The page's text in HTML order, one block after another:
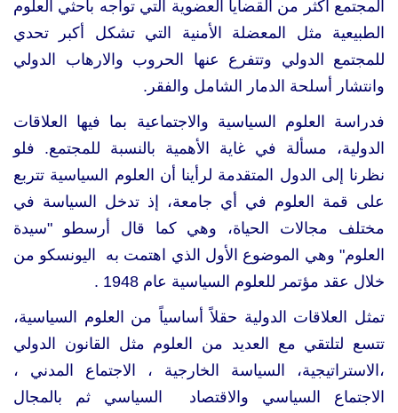
المجتمع أكثر من القضايا العضوية التي تواجه باحثي العلوم
الطبيعية مثل المعضلة الأمنية التي تشكل أكبر تحدي
للمجتمع الدولي وتتفرع عنها الحروب والارهاب الدولي
وانتشار أسلحة الدمار الشامل والفقر.
فدراسة العلوم السياسية والاجتماعية بما فيها العلاقات
الدولية، مسألة في غاية الأهمية بالنسبة للمجتمع. فلو
نظرنا إلى الدول المتقدمة لرأينا أن العلوم السياسية تتربع
على قمة العلوم في أي جامعة، إذ تدخل السياسة في
مختلف مجالات الحياة، وهي كما قال أرسطو "سيدة
العلوم" وهي الموضوع الأول الذي اهتمت به اليونسكو من
خلال عقد مؤتمر للعلوم السياسية عام 1948 .
تمثل العلاقات الدولية حقلاً أساسياً من العلوم السياسية،
تتسع لتلتقي مع العديد من العلوم مثل القانون الدولي
،الاستراتيجية، السياسة الخارجية ، الاجتماع المدني ،
الاجتماع السياسي والاقتصاد السياسي ثم بالمجال